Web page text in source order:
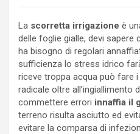
La scorretta irrigazione è
delle foglie gialle, devi sapere
ha bisogno di regolari
sufficienza lo stress idrico
riceve troppa acqua può fare
radicale oltre all’ingiallimento
commettere errori innaffia il
terreno risulta asciutto ed
evitare la comparsa di